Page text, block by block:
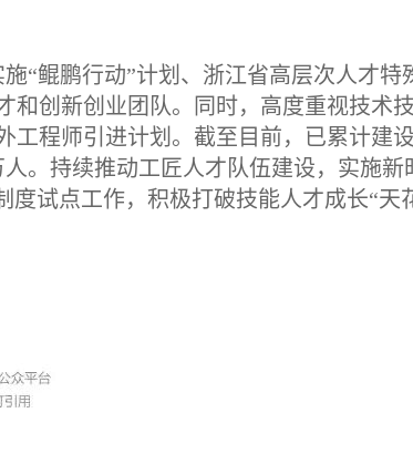
“鲲鹏行动”计划、浙江省高层次人才特
和创新创业团队。同时，高度重视技术
工程师引进计划。截至目前，已累计建
。持续推动工匠人才队伍建设，实施新
试点工作，积极打破技能人才成长“天